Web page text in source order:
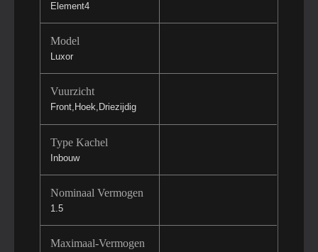
Element4
Model
Luxor
Vuurzicht
Front,Hoek,Driezijdig
Type Kachel
Inbouw
Nominaal Vermogen
1.5
Maximaal-Vermogen